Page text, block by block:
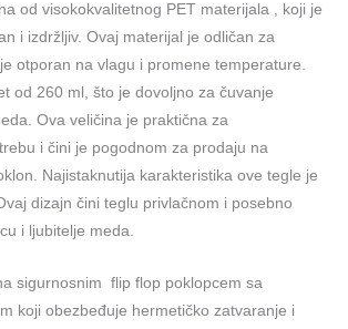
od visokokvalitetnog PET materijala , koji je
i izdržljiv. Ovaj materijal je odličan za
otporan na vlagu i promene temperature.
od 260 ml, što je dovoljno za čuvanje
Ova veličina je praktična za
i čini je pogodnom za prodaju na
Najistaknutija karakteristika ove tegle je
dizajn čini teglu privlačnom i posebno
i ljubitelje meda.
sigurnosnim flip flop poklopcem sa
koji obezbeđuje hermetičko zatvaranje i